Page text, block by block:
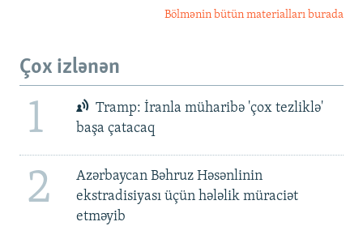
Bölmənin bütün materialları burada
Çox izlənən
1
Tramp: İranla müharibə 'çox tezliklə'
başa çatacaq
2
Azərbaycan Bəhruz Həsənlinin
ekstradisiyası üçün hələlik müraciət
etməyib